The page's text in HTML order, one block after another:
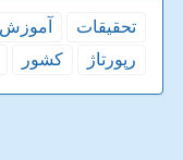
تحقیقات آموزش
رپورتاژ
كشور